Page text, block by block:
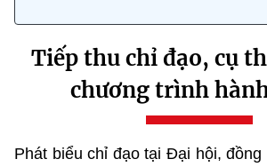
Tiếp thu chỉ đạo, cụ
chương trình
Phát biểu chỉ đạo tại Đại hội,